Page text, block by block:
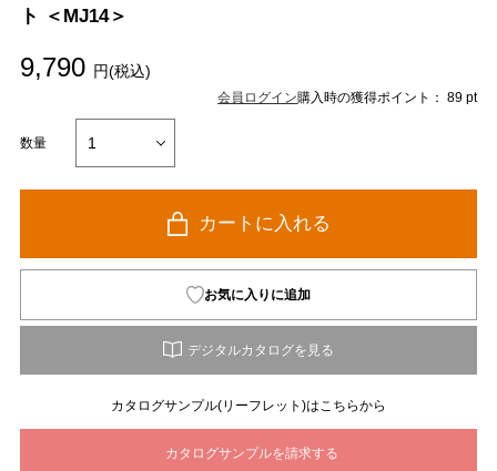
ト ＜MJ14＞
9,790 円(税込)
会員ログイン購入時の獲得ポイント： 89 pt
数量
カートに入れる
お気に入りに追加
カタログサンプル(リーフレット)はこちらから